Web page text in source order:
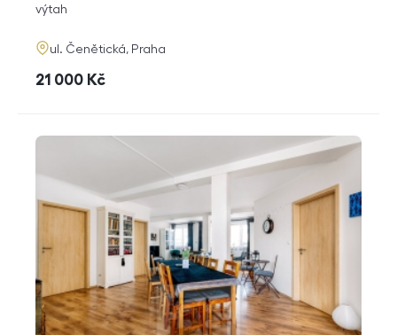
funkce
výtah
adresa
ul. Čenětická, Praha
cena
21 000 Kč